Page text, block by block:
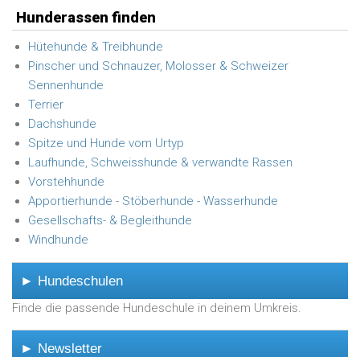
Hunderassen finden
Hütehunde & Treibhunde
Pinscher und Schnauzer, Molosser & Schweizer
Sennenhunde
Terrier
Dachshunde
Spitze und Hunde vom Urtyp
Laufhunde, Schweisshunde & verwandte Rassen
Vorstehhunde
Apportierhunde - Stöberhunde - Wasserhunde
Gesellschafts- & Begleithunde
Windhunde
► Hundeschulen
Finde die passende Hundeschule in deinem Umkreis.
► Newsletter